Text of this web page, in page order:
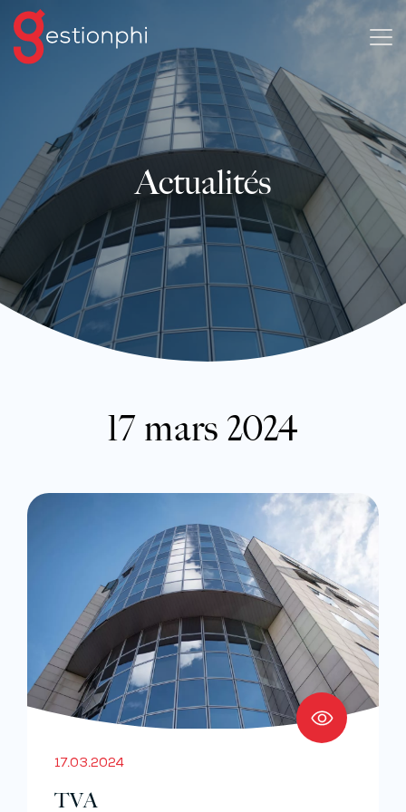
Actualités
17 mars 2024
17.03.2024
TVA